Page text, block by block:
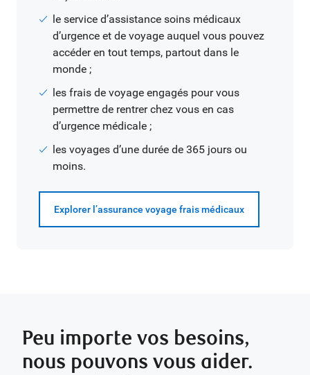
le service d’assistance soins médicaux
d’urgence et de voyage auquel vous pouvez
accéder en tout temps, partout dans le
monde ;
les frais de voyage engagés pour vous
permettre de rentrer chez vous en cas
d’urgence médicale ;
les voyages d’une durée de 365 jours ou
moins.
Explorer l’assurance voyage frais médicaux
Peu importe vos besoins,
nous pouvons vous aider.